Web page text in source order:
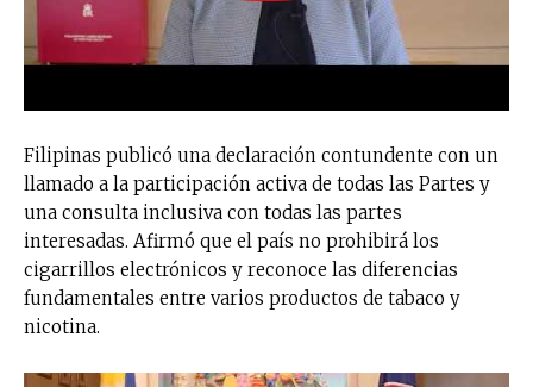
Filipinas publicó una declaración contundente con un
llamado a la participación activa de todas las Partes y
una consulta inclusiva con todas las partes
interesadas. Afirmó que el país no prohibirá los
cigarrillos electrónicos y reconoce las diferencias
fundamentales entre varios productos de tabaco y
nicotina.